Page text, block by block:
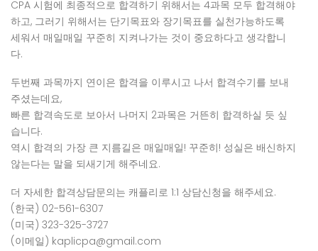
CPA 시험에 최종적으로 합격하기 위해서는 4과목 모두 합격해야
하고, 그러기 위해서는 단기목표와 장기목표를 실천가능하도록
세워서 매일매일 꾸준히 지켜나가는 것이 중요하다고 생각합니
다.
두번째 과목까지 연이은 합격을 이루시고 나서 합격수기를 보내
주셨는데요,
빠른 합격속도로 보아서 나머지 2과목은 거뜬히 합격하실 듯 싶
습니다.
역시 합격의 가장 큰 지름길은 매일매일! 꾸준히! 성실은 배신하지
않는다는 말을 되새기게 해주네요.
더 자세한 합격상담문의는 캐플리로 1:1 상담신청을 해주세요.
(한국) 02-561-6307
(미국) 323-325-3727
(이메일) kaplicpa@gmail.com